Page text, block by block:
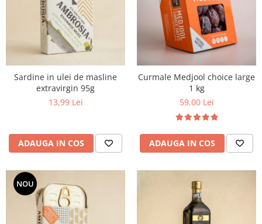
CREME ȘI PASTE TARTINABILE
CONDIMENTE
CEAIURI GRECEȘTI
CIOCOLATĂ ȘI CACAO
HEALTHY SNACKS
SUPERALIMENTE
PRODUSE ECO / ORGANICE
COSMETICE
REMEDII NATURISTE
TOATE PRODUSELE
Sardine in ulei de masline
extravirgin 95g
13,99 Lei
ADAUGA IN COS
Curmale Medjool choice large
1 kg
59,00 Lei
ADAUGA IN COS
NOU